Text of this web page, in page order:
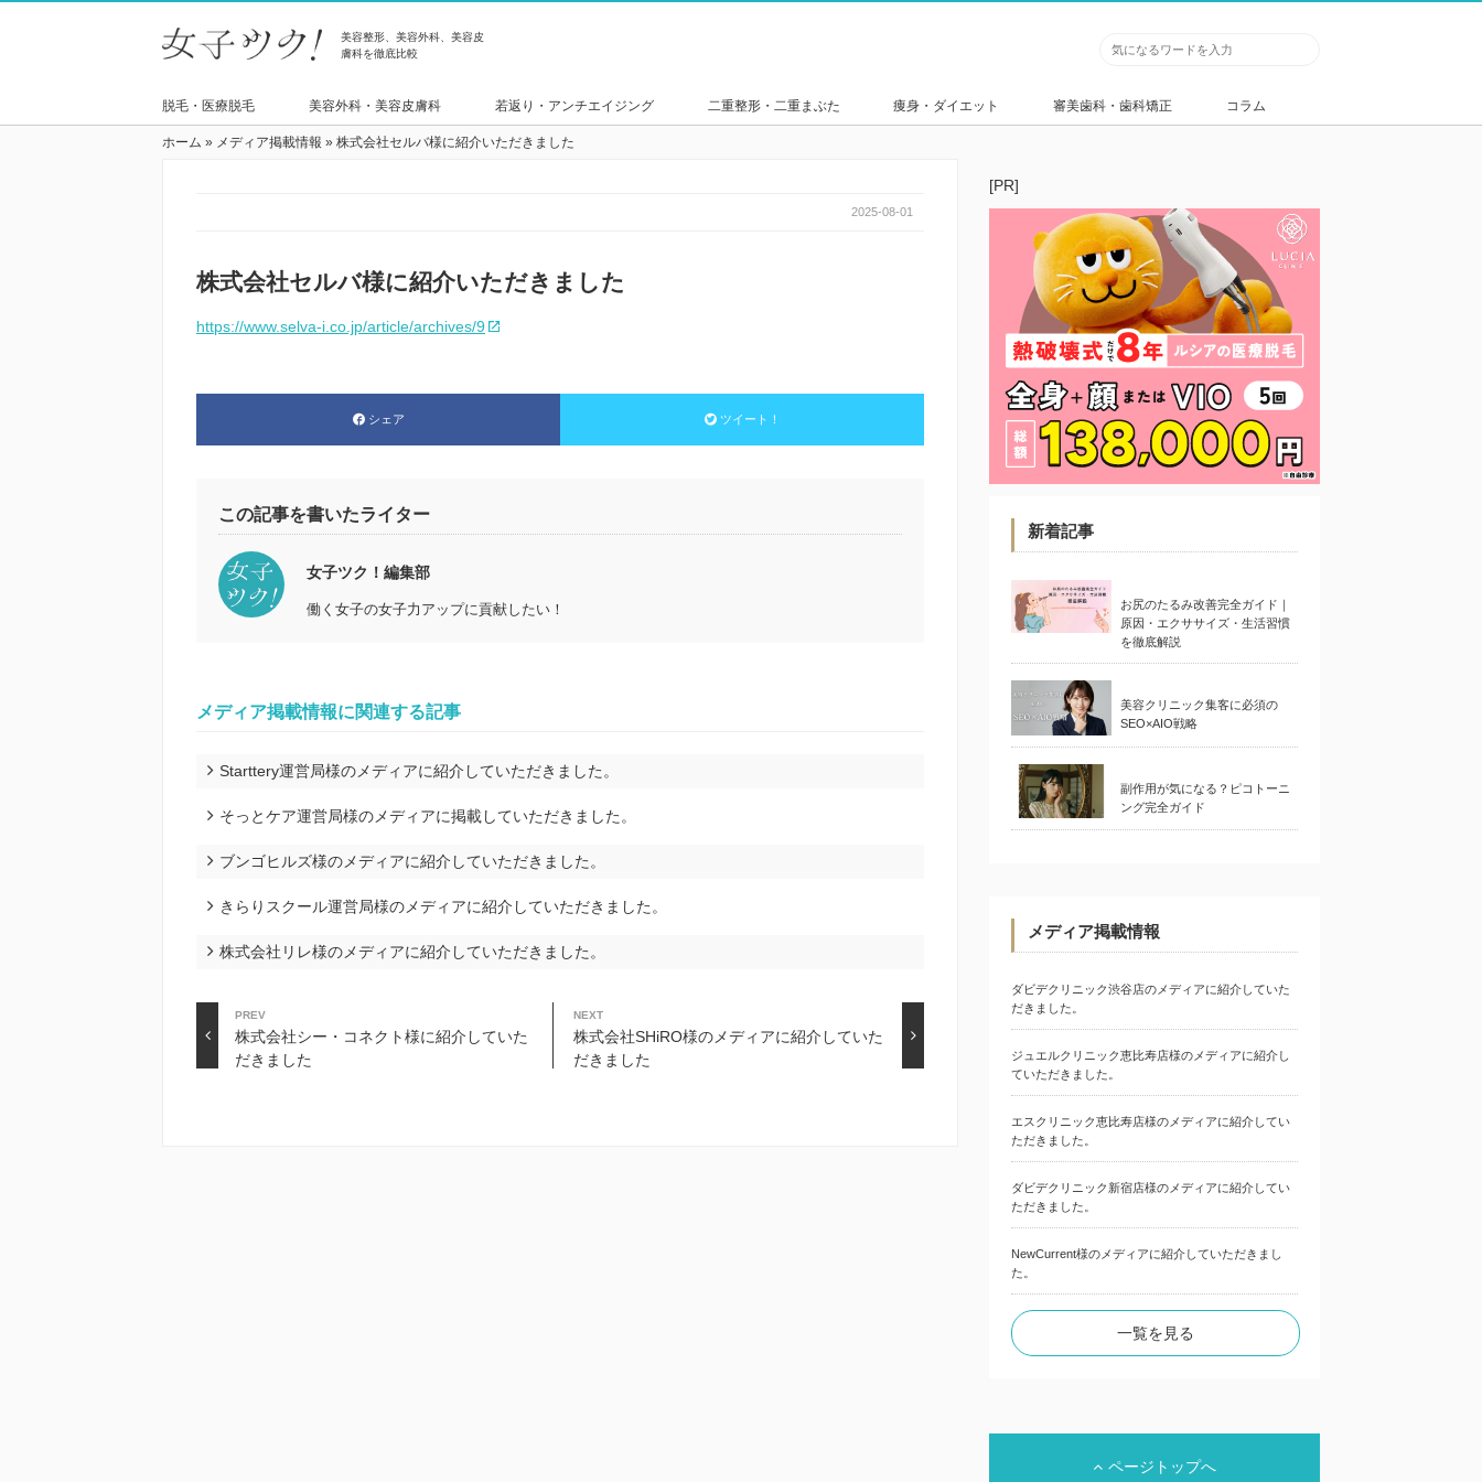
美容整形、美容外科、美容皮
膚科を徹底比較
脱毛・医療脱毛 美容外科・美容皮膚科 若返り・アンチエイジング 二重整形・二重まぶた 痩身・ダイエット 審美歯科・歯科矯正 コラム
ホーム » メディア掲載情報 » 株式会社セルバ様に紹介いただきました
2025-08-01
株式会社セルバ様に紹介いただきました
https://www.selva-i.co.jp/article/archives/9
シェア ツイート！
この記事を書いたライター
女子ツク！編集部
働く女子の女子力アップに貢献したい！
メディア掲載情報に関連する記事
Starttery運営局様のメディアに紹介していただきました。
そっとケア運営局様のメディアに掲載していただきました。
ブンゴヒルズ様のメディアに紹介していただきました。
きらりスクール運営局様のメディアに紹介していただきました。
株式会社リレ様のメディアに紹介していただきました。
PREV
株式会社シー・コネクト様に紹介していた
だきました
NEXT
株式会社SHiRO様のメディアに紹介していた
だきました
[PR]
新着記事
お尻のたるみ改善完全ガイド｜
原因・エクササイズ・生活習慣
を徹底解説
美容クリニック集客に必須の
SEO×AIO戦略
副作用が気になる？ピコトーニ
ング完全ガイド
メディア掲載情報
ダビデクリニック渋谷店のメディアに紹介していた
だきました。
ジュエルクリニック恵比寿店様のメディアに紹介し
ていただきました。
エスクリニック恵比寿店様のメディアに紹介してい
ただきました。
ダビデクリニック新宿店様のメディアに紹介してい
ただきました。
NewCurrent様のメディアに紹介していただきまし
た。
一覧を見る
ページトップへ